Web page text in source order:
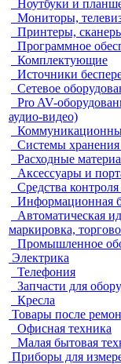
Ноутбуки и
Мониторы,
Принтеры,
Программное
Комплектующие
Источники
Сетевое
Pro AV-
аудио-видео)
Системы
Расходные
Аксессуары и
Средства
Информационная
Автоматическая
маркировка,
Промышленное
Электрика
Телефония
Запчасти для
Кресла
Товары после
Офисная техника
Малая бытовая
Приборы для